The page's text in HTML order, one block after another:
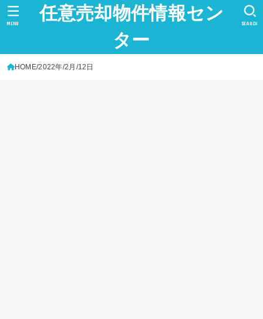
任意売却物件情報セン
ター
SEARCH
MENU
HOME 2022年 2月 12日